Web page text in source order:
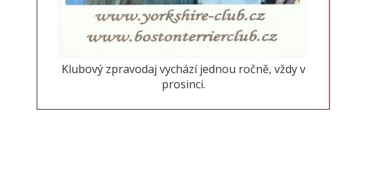
Klubový zpravodaj vychází jednou ročně, vždy v
prosinci.